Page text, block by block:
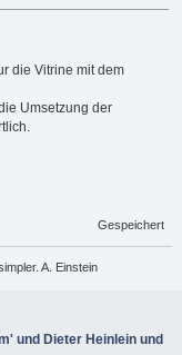
die Vitrine mit dem
Umsetzung der
Gespeichert
A. Einstein
und Dieter Heinlein und